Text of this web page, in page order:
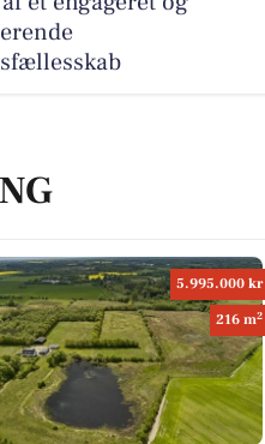
5.995.000 kr
216 m2